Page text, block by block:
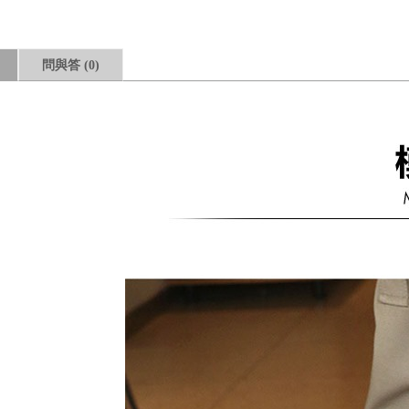
問與答 (0)